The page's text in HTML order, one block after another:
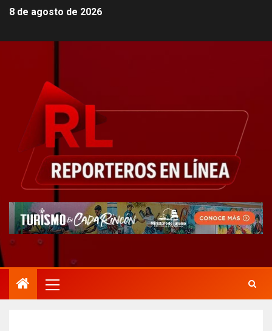
8 de agosto de 2026